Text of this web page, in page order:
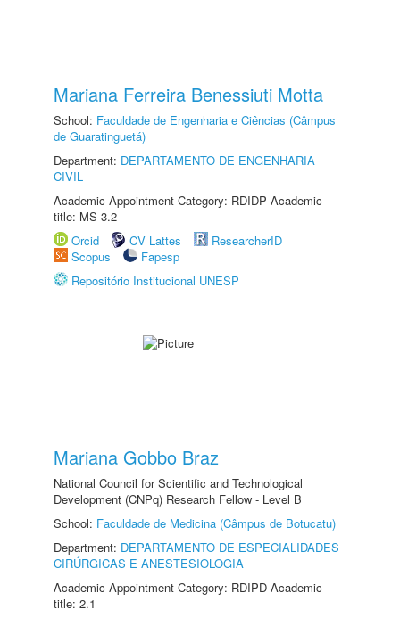
Mariana Ferreira Benessiuti Motta
School: Faculdade de Engenharia e Ciências (Câmpus
de Guaratinguetá)
Department: DEPARTAMENTO DE ENGENHARIA
CIVIL
Academic Appointment Category: RDIDP Academic
title: MS-3.2
Orcid
CV Lattes
ResearcherID
Scopus
Fapesp
Repositório Institucional UNESP
Mariana Gobbo Braz
National Council for Scientific and Technological
Development (CNPq) Research Fellow - Level B
School: Faculdade de Medicina (Câmpus de Botucatu)
Department: DEPARTAMENTO DE ESPECIALIDADES
CIRÚRGICAS E ANESTESIOLOGIA
Academic Appointment Category: RDIPD Academic
title: 2.1